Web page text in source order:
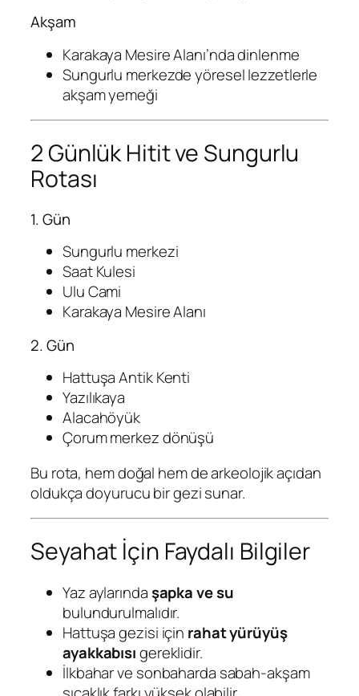
Akşam
Karakaya Mesire Alanı’nda dinlenme
Sungurlu merkezde yöresel lezzetlerle
akşam yemeği
2 Günlük Hitit ve Sungurlu
Rotası
1. Gün
Sungurlu merkezi
Saat Kulesi
Ulu Cami
Karakaya Mesire Alanı
2. Gün
Hattuşa Antik Kenti
Yazılıkaya
Alacahöyük
Çorum merkez dönüşü
Bu rota, hem doğal hem de arkeolojik açıdan
oldukça doyurucu bir gezi sunar.
Seyahat İçin Faydalı Bilgiler
Yaz aylarındaşapka ve su
bulundurulmalıdır.
Hattuşa gezisi için rahat yürüyüş
ayakkabısıgereklidir.
İlkbahar ve sonbaharda sabah-akşam